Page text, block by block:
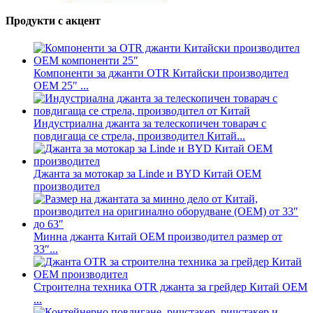
Продукти с акцент
Компоненти за джанти OTR Китайски производител
OEM 25″ ...
Индустриална джанта за телескопичен товарач с
повдигаща се стрела, производител Китай...
Джанта за мотокар за Linde и BYD Китай OEM
производител
Минна джанта Китай OEM производител размер от
33″...
Строителна техника OTR джанта за грейдер Китай OEM
...